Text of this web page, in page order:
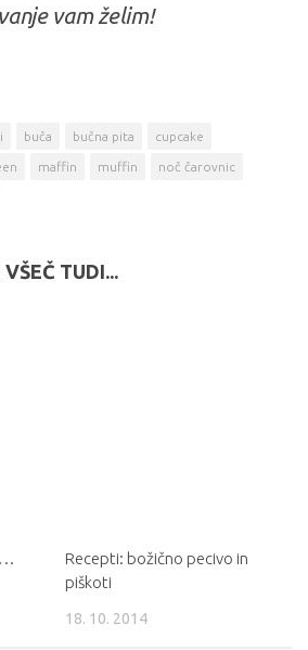
vam želim!
buča bučna pita cupcake
maffin muffin noč čarovnic
TUDI...
…
Recepti: božično pecivo in
piškoti
18. 10. 2014